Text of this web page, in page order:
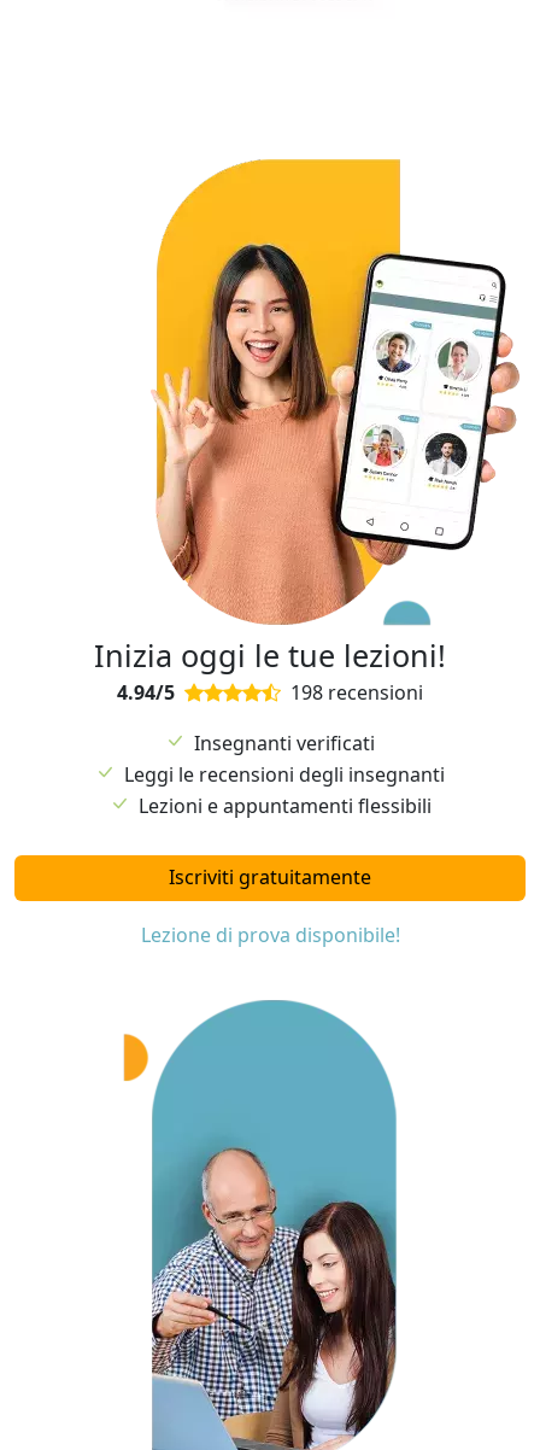
Inizia oggi le tue lezioni!
4.94/5
198 recensioni
Insegnanti verificati
Leggi le recensioni degli insegnanti
Lezioni e appuntamenti flessibili
Iscriviti gratuitamente
Lezione di prova disponibile!